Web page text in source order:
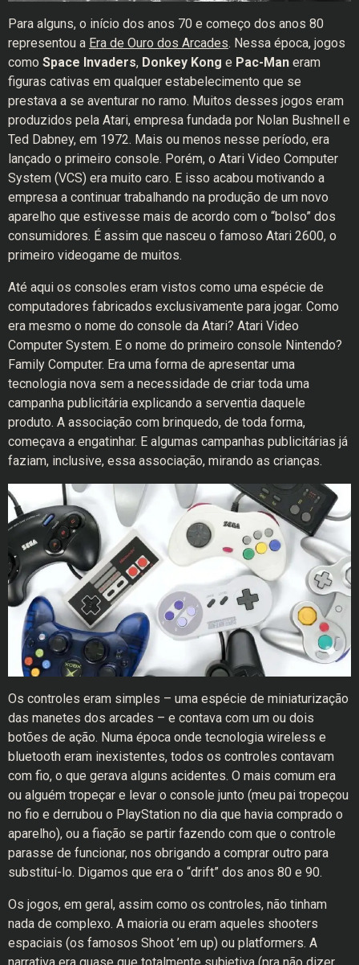
Para alguns, o início dos anos 70 e começo dos anos 80
representou a Era de Ouro dos Arcades. Nessa época, jogos
como Space Invaders, Donkey Kong e Pac-Man eram
figuras cativas em qualquer estabelecimento que se
prestava a se aventurar no ramo. Muitos desses jogos eram
produzidos pela Atari, empresa fundada por Nolan Bushnell e
Ted Dabney, em 1972. Mais ou menos nesse período, era
lançado o primeiro console. Porém, o Atari Video Computer
System (VCS) era muito caro. E isso acabou motivando a
empresa a continuar trabalhando na produção de um novo
aparelho que estivesse mais de acordo com o “bolso” dos
consumidores. É assim que nasceu o famoso Atari 2600, o
primeiro videogame de muitos.
Até aqui os consoles eram vistos como uma espécie de
computadores fabricados exclusivamente para jogar. Como
era mesmo o nome do console da Atari? Atari Video
Computer System. E o nome do primeiro console Nintendo?
Family Computer. Era uma forma de apresentar uma
tecnologia nova sem a necessidade de criar toda uma
campanha publicitária explicando a serventia daquele
produto. A associação com brinquedo, de toda forma,
começava a engatinhar. E algumas campanhas publicitárias já
faziam, inclusive, essa associação, mirando as crianças.
Os controles eram simples – uma espécie de miniaturização
das manetes dos arcades – e contava com um ou dois
botões de ação. Numa época onde tecnologia wireless e
bluetooth eram inexistentes, todos os controles contavam
com fio, o que gerava alguns acidentes. O mais comum era
ou alguém tropeçar e levar o console junto (meu pai tropeçou
no fio e derrubou o PlayStation no dia que havia comprado o
aparelho), ou a fiação se partir fazendo com que o controle
parasse de funcionar, nos obrigando a comprar outro para
substituí-lo. Digamos que era o “drift” dos anos 80 e 90.
Os jogos, em geral, assim como os controles, não tinham
nada de complexo. A maioria ou eram aqueles shooters
espaciais (os famosos Shoot ’em up) ou platformers. A